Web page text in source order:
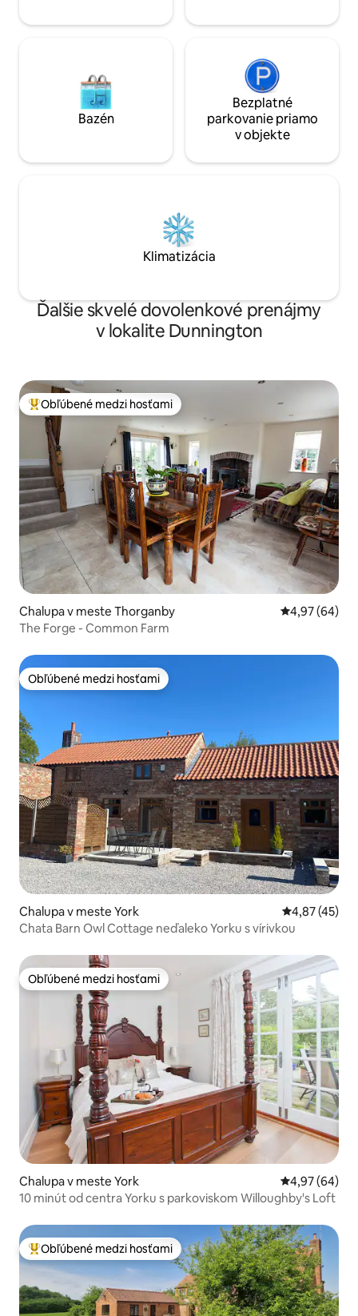
Bazén
Bezplatné
parkovanie priamo
v objekte
Klimatizácia
Ďalšie skvelé dovolenkové prenájmy
v lokalite Dunnington
Najobľúbenejšie medzi hosťami
Obľúbené medzi hosťami
Chalupa v meste Thorganby Priemerné
4,97 (64)
The Forge - Common Farm
Obľúbené medzi hosťami
Obľúbené medzi hosťami
Chalupa v meste York Priemerné
4,87 (45)
Chata Barn Owl Cottage neďaleko Yorku s vírivkou
Obľúbené medzi hosťami
Obľúbené medzi hosťami
Chalupa v meste York Priemerné
4,97 (64)
10 minút od centra Yorku s parkoviskom Willoughby's Loft
Najobľúbenejšie medzi hosťami
Obľúbené medzi hosťami